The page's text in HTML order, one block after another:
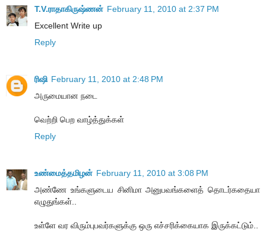
T.V.ராதாகிருஷ்ணன் February 11, 2010 at 2:37 PM
Excellent Write up
Reply
ரிஷி February 11, 2010 at 2:48 PM
அருமையான நடை
வெற்றி பெற வாழ்த்துக்கள்
Reply
உண்மைத்தமிழன் February 11, 2010 at 3:08 PM
அண்ணே உங்களுடைய சினிமா அனுபவங்களைத் தொடர்கதையா
எழுதுங்கள்..
உள்ளே வர விரும்புபவர்களுக்கு ஒரு எச்சரிக்கையாக இருக்கட்டும்..